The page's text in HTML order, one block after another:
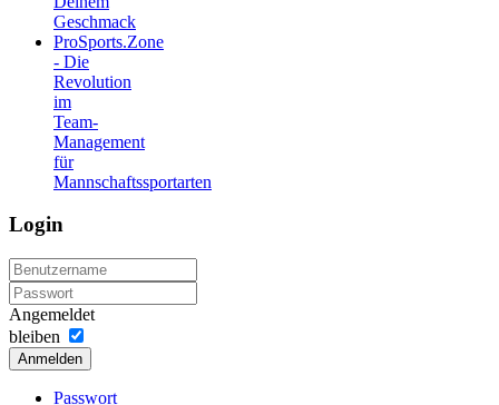
Geschmack
ProSports.Zone
- Die
Revolution
im
Team-
Management
für
Mannschaftssportarten
Login
Angemeldet
bleiben
Anmelden
Passwort